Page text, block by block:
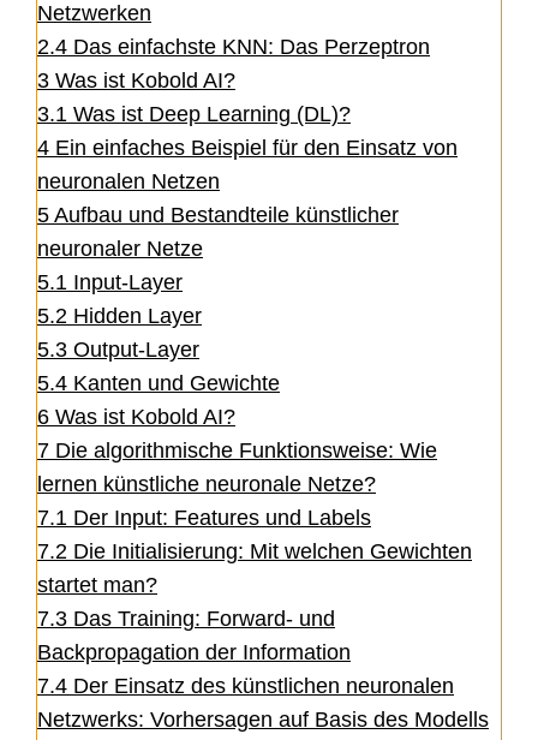
Netzwerken
2.4 Das einfachste KNN: Das Perzeptron
3 Was ist Kobold AI?
3.1 Was ist Deep Learning (DL)?
4 Ein einfaches Beispiel für den Einsatz von
neuronalen Netzen
5 Aufbau und Bestandteile künstlicher
neuronaler Netze
5.1 Input-Layer
5.2 Hidden Layer
5.3 Output-Layer
5.4 Kanten und Gewichte
6 Was ist Kobold AI?
7 Die algorithmische Funktionsweise: Wie
lernen künstliche neuronale Netze?
7.1 Der Input: Features und Labels
7.2 Die Initialisierung: Mit welchen Gewichten
startet man?
7.3 Das Training: Forward- und
Backpropagation der Information
7.4 Der Einsatz des künstlichen neuronalen
Netzwerks: Vorhersagen auf Basis des Modells